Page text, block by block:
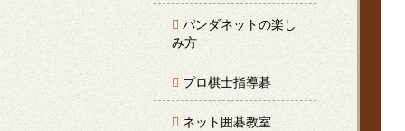
パンダネットの楽し
み方
プロ棋士指導碁
ネット囲碁教室